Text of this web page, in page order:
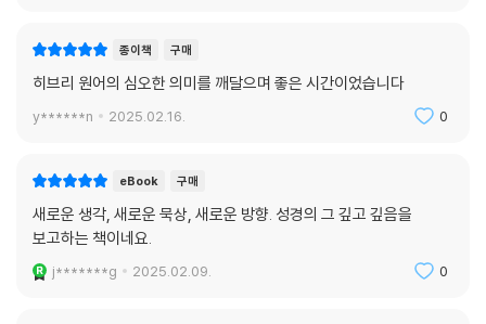
종이책 구매
히브리 원어의 심오한 의미를 깨달으며 좋은 시간이었습니다
y******n 2025.02.16. 0
eBook 구매
새로운 생각, 새로운 묵상, 새로운 방향. 성경의 그 깊고 깊음을
보고하는 책이네요.
j*******g 2025.02.09. 0